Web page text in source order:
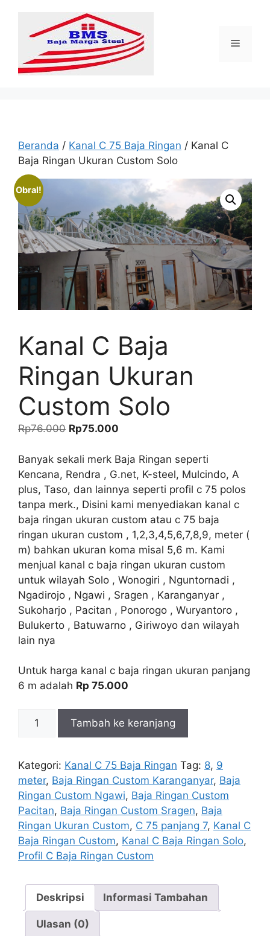
Menu
Beranda / Kanal C 75 Baja Ringan / Kanal C
Baja Ringan Ukuran Custom Solo
Obral!
Kanal C Baja
Ringan Ukuran
Custom Solo
Rp76.000 Harga
adalah:
Rp76.000.
Rp75.000
ini
adalah:
Rp75.000.
Banyak sekali merk Baja Ringan seperti
Kencana, Rendra , G.net, K-steel, Mulcindo, A
plus, Taso, dan lainnya seperti profil c 75 polos
tanpa merk., Disini kami menyediakan kanal c
baja ringan ukuran custom atau c 75 baja
ringan ukuran custom , 1,2,3,4,5,6,7,8,9, meter (
m) bahkan ukuran koma misal 5,6 m. Kami
menjual kanal c baja ringan ukuran custom
untuk wilayah Solo , Wonogiri , Nguntornadi ,
Ngadirojo , Ngawi , Sragen , Karanganyar ,
Sukoharjo , Pacitan , Ponorogo , Wuryantoro ,
Bulukerto , Batuwarno , Giriwoyo dan wilayah
lain nya
Untuk harga kanal c baja ringan ukuran panjang
6 m adalah Rp 75.000
Kanal
Baja
Ringan
Ukuran
Custom
Solo
Tambah ke keranjang
Kategori: Kanal C 75 Baja Ringan Tag: 8, 9
meter, Baja Ringan Custom Karanganyar, Baja
Ringan Custom Ngawi, Baja Ringan Custom
Pacitan, Baja Ringan Custom Sragen, Baja
Ringan Ukuran Custom, C 75 panjang 7, Kanal C
Baja Ringan Custom, Kanal C Baja Ringan Solo,
Profil C Baja Ringan Custom
Deskripsi Informasi Tambahan
Ulasan (0)